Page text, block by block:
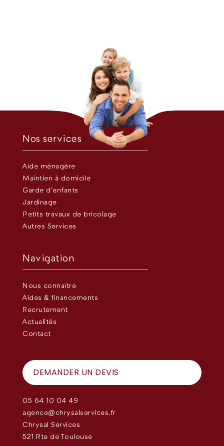
Nos services
Aide ménagère
Maintien à domicile
Garde d’enfants
Jardinage
Petits travaux de bricolage
Autres Services
Navigation
Nous connaître
Aides & financements
Recrutement
Actualités
Contact
DEMANDER UN DEVIS
05 64 10 04 49
agence@chrysalservices.fr
Chrysal Services
521 Rte de Toulouse